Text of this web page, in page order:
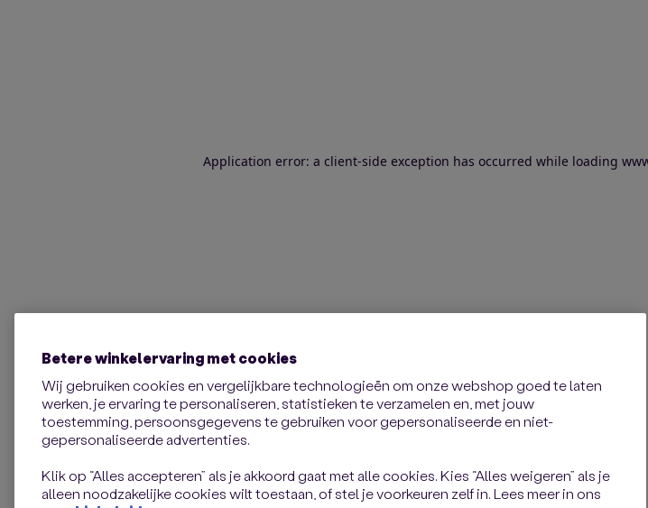
Application error: a client-side exception has occurred while loading
Betere winkelervaring met cookies
Wij gebruiken cookies en vergelijkbare technologieën om onze webshop goed te laten
werken, je ervaring te personaliseren, statistieken te verzamelen en, met jouw
toestemming, persoonsgegevens te gebruiken voor gepersonaliseerde en niet-
gepersonaliseerde advertenties.
Klik op “Alles accepteren” als je akkoord gaat met alle cookies. Kies “Alles weigeren” als je
alleen noodzakelijke cookies wilt toestaan, of stel je voorkeuren zelf in. Lees meer in ons